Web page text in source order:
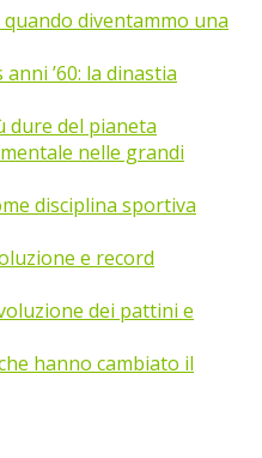
quando diventammo una
’60: la dinastia
dure del pianeta
nelle grandi
disciplina sportiva
e record
dei pattini e
hanno cambiato il